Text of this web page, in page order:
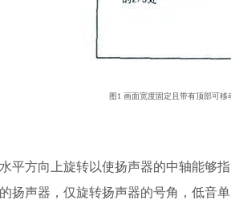
图1 画面宽度固定且带有顶部可移
方向上旋转以使扬声器的中轴能够指
扬声器，仅旋转扬声器的号角，低音